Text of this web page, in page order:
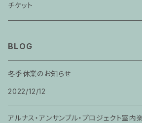
家族割プラン
家族割適用プラン2
家族割適用プラン3
家族割適用プラン4
ヴァイオリンピアノ６０分レッスン
アパレル
チケット
BLOG
冬季休業のお知らせ
2022/12/12
アルナス・アンサンブル・プロジェクト室内